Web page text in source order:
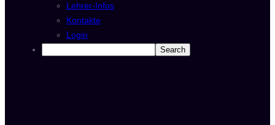
Lehrer-Infos
Kontakte
Login